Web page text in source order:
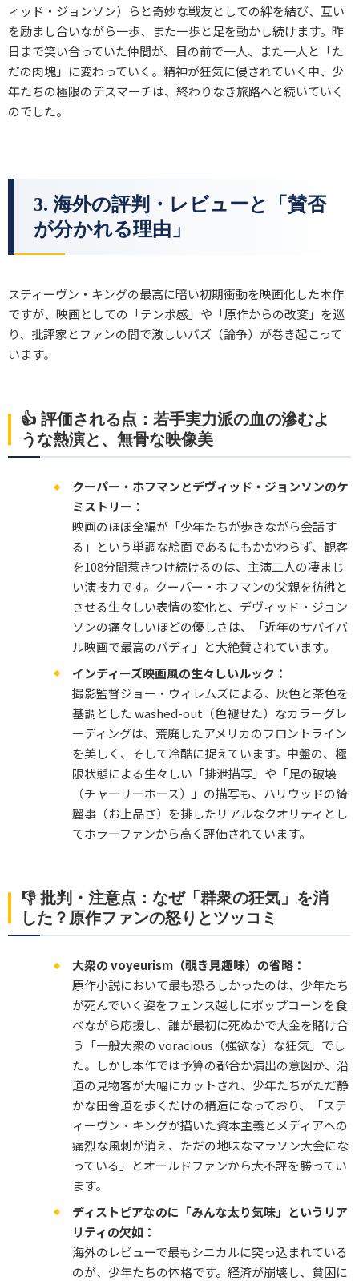
ィッド・ジョンソン）らと奇妙な戦友としての絆を結び、互い
を励まし合いながら一歩、また一歩と足を動かし続けます。昨
日まで笑い合っていた仲間が、目の前で一人、また一人と「た
だの肉塊」に変わっていく。精神が狂気に侵されていく中、少
年たちの極限のデスマーチは、終わりなき旅路へと続いていく
のでした。
3. 海外の評判・レビューと「賛否
が分かれる理由」
スティーヴン・キングの最高に暗い初期衝動を映画化した本作
ですが、映画としての「テンポ感」や「原作からの改変」を巡
り、批評家とファンの間で激しいバズ（論争）が巻き起こって
います。
👍 評価される点：若手実力派の血の滲むよ
うな熱演と、無骨な映像美
クーパー・ホフマンとデヴィッド・ジョンソンのケ
ミストリー：
映画のほぼ全編が「少年たちが歩きながら会話す
る」という単調な絵面であるにもかかわらず、観客
を108分間惹きつけ続けるのは、主演二人の凄まじ
い演技力です。クーパー・ホフマンの父親を彷彿と
させる生々しい表情の変化と、デヴィッド・ジョン
ソンの痛々しいほどの優しさは、「近年のサバイバ
ル映画で最高のバディ」と大絶賛されています。
インディーズ映画風の生々しいルック：
撮影監督ジョー・ウィレムズによる、灰色と茶色を
基調とした washed-out（色褪せた）なカラーグレ
ーディングは、荒廃したアメリカのフロントライン
を美しく、そして冷酷に捉えています。中盤の、極
限状態による生々しい「排泄描写」や「足の破壊
（チャーリーホース）」の描写も、ハリウッドの綺
麗事（お上品さ）を排したリアルなクオリティとし
てホラーファンから高く評価されています。
👎 批判・注意点：なぜ「群衆の狂気」を消
した？原作ファンの怒りとツッコミ
大衆の voyeurism（覗き見趣味）の省略：
原作小説において最も恐ろしかったのは、少年たち
が死んでいく姿をフェンス越しにポップコーンを食
べながら応援し、誰が最初に死ぬかで大金を賭け合
う「一般大衆の voracious（強欲な）な狂気」でし
た。しかし本作では予算の都合か演出の意図か、沿
道の見物客が大幅にカットされ、少年たちがただ静
かな田舎道を歩くだけの構造になっており、「ステ
ィーヴン・キングが描いた資本主義とメディアへの
痛烈な風刺が消え、ただの地味なマラソン大会にな
っている」とオールドファンから大不評を勝ってい
ます。
ディストピアなのに「みんな太り気味」というリア
リティの欠如：
海外のレビューで最もシニカルに突っ込まれている
のが、少年たちの体格です。経済が崩壊し、貧困に